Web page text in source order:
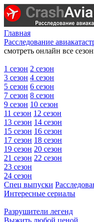
Главная
Расследование
смотреть онлайн все
1 сезон 2 сезон
3 сезон 4 сезон
5 сезон 6 сезон
7 сезон 8 сезон
9 сезон 10 сезон
11 сезон 12 сезон
13 сезон 14 сезон
15 сезон 16 сезон
17 сезон 18 сезон
19 сезон 20 сезон
21 сезон 22 сезон
23 сезон
24 сезон
Спец выпуски
Интересные сериалы
Разрушители легенд
Выжить любой ценой